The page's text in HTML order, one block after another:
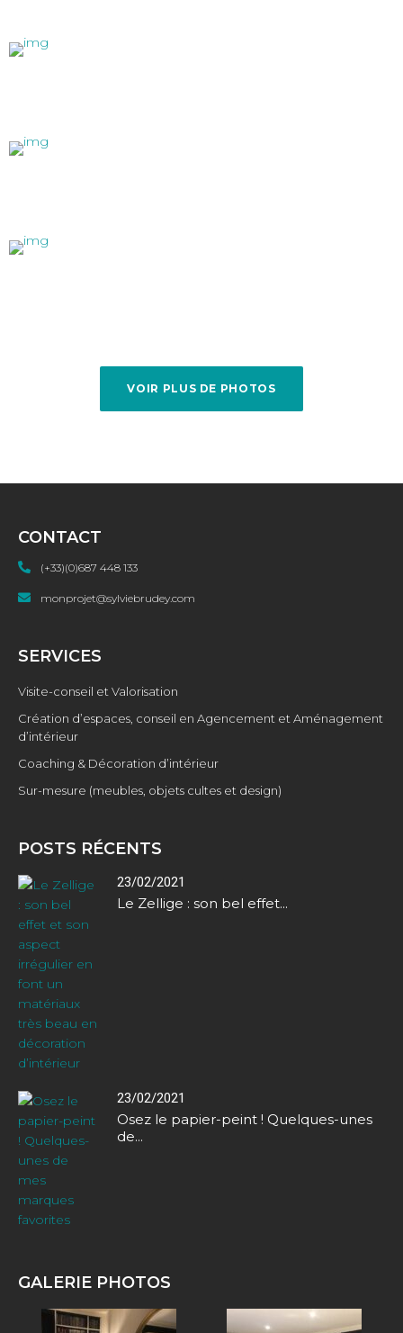
VOIR PLUS DE PHOTOS
CONTACT
(+33)(0)687 448 133
monprojet@sylviebrudey.com
SERVICES
Visite-conseil et Valorisation
Création d’espaces, conseil en Agencement et Aménagement
d’intérieur
Coaching & Décoration d’intérieur
Sur-mesure (meubles, objets cultes et design)
POSTS RÉCENTS
23/02/2021
Le Zellige : son bel effet...
23/02/2021
Osez le papier-peint ! Quelques-unes
de...
GALERIE PHOTOS